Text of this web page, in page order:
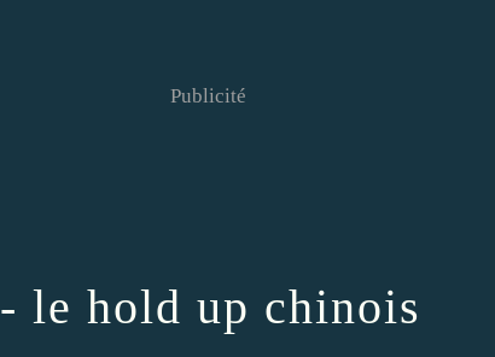
Publicité
le hold up chinois